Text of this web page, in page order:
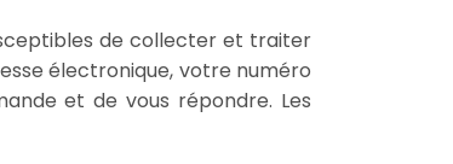
de collecter et traiter
électronique, votre numéro
et de vous répondre. Les